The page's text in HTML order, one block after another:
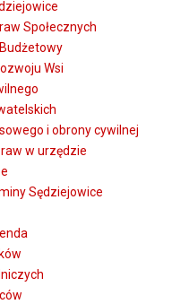
Społecznych
Wsi
i obrony cywilnej
w urzędzie
Sędziejowice